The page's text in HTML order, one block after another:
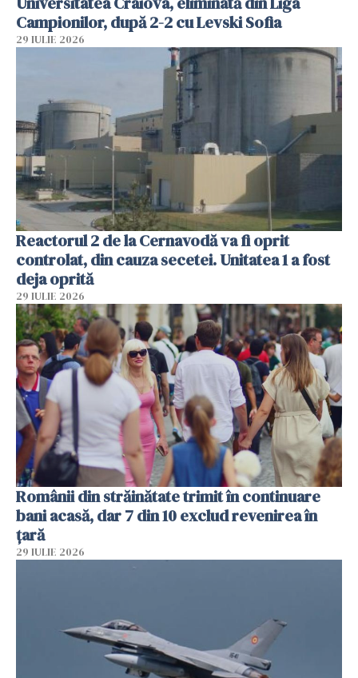
Campionilor, după 2-2 cu Levski Sofia
29 IULIE 2026
Reactorul 2 de la Cernavodă va fi oprit
controlat, din cauza secetei. Unitatea 1 a fost
deja oprită
29 IULIE 2026
Românii din străinătate trimit în continuare
bani acasă, dar 7 din 10 exclud revenirea în
țară
29 IULIE 2026